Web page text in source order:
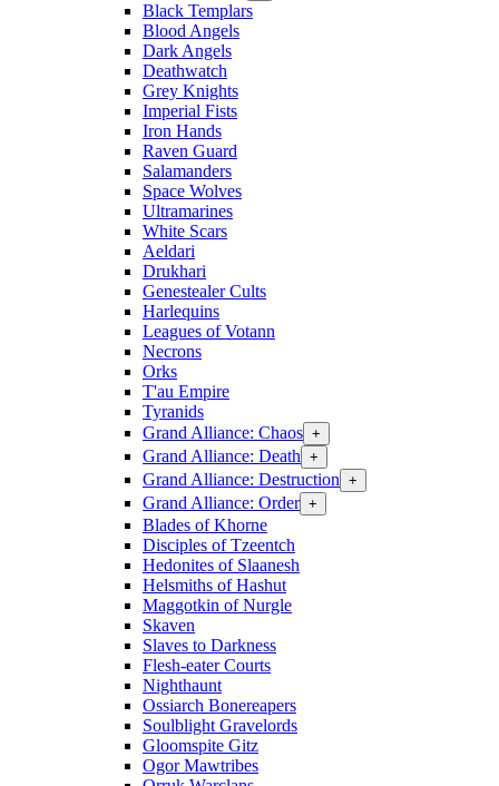
Black Templars
Blood Angels
Dark Angels
Deathwatch
Grey Knights
Imperial Fists
Iron Hands
Raven Guard
Salamanders
Space Wolves
Ultramarines
White Scars
Aeldari
Drukhari
Genestealer Cults
Harlequins
Leagues of Votann
Necrons
Orks
T'au Empire
Tyranids
Grand Alliance: Chaos +
Grand Alliance: Death +
Grand Alliance: Destruction +
Grand Alliance: Order +
Blades of Khorne
Disciples of Tzeentch
Hedonites of Slaanesh
Helsmiths of Hashut
Maggotkin of Nurgle
Skaven
Slaves to Darkness
Flesh-eater Courts
Nighthaunt
Ossiarch Bonereapers
Soulblight Gravelords
Gloomspite Gitz
Ogor Mawtribes